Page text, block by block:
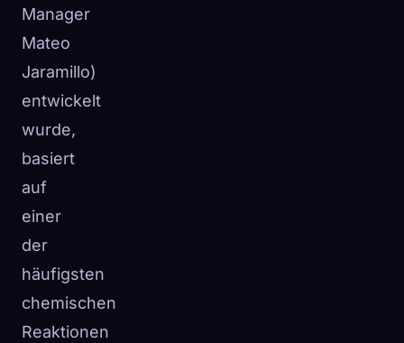
Manager
Mateo
Jaramillo)
entwickelt
wurde,
basiert
auf
einer
der
häufigsten
chemischen
Reaktionen